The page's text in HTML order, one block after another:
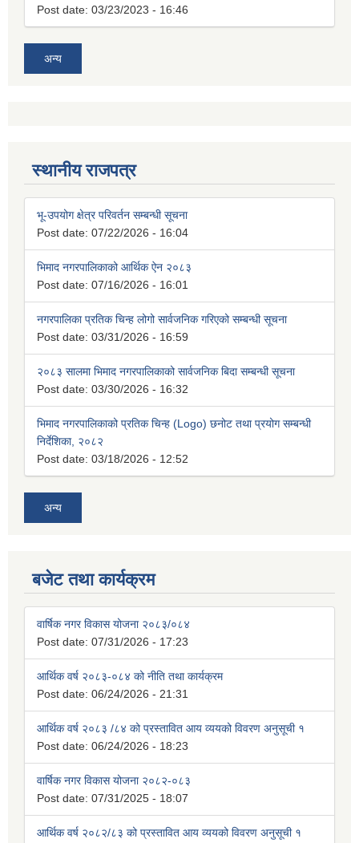
Post date: 03/23/2023 - 16:46
अन्य
स्थानीय राजपत्र
भू-उपयोग क्षेत्र परिवर्तन सम्बन्धी सूचना
Post date: 07/22/2026 - 16:04
भिमाद नगरपालिकाको आर्थिक ऐन २०८३
Post date: 07/16/2026 - 16:01
नगरपालिका प्रतिक चिन्ह लोगो सार्वजनिक गरिएको सम्बन्धी सूचना
Post date: 03/31/2026 - 16:59
२०८३ सालमा भिमाद नगरपालिकाको सार्वजनिक बिदा सम्बन्धी सूचना
Post date: 03/30/2026 - 16:32
भिमाद नगरपालिकाको प्रतिक चिन्ह (Logo) छनोट तथा प्रयोग सम्बन्धी
निर्देशिका, २०८२
Post date: 03/18/2026 - 12:52
अन्य
बजेट तथा कार्यक्रम
वार्षिक नगर विकास योजना २०८३/०८४
Post date: 07/31/2026 - 17:23
आर्थिक वर्ष २०८३-०८४ को नीति तथा कार्यक्रम
Post date: 06/24/2026 - 21:31
आर्थिक वर्ष २०८३ /८४ को प्रस्तावित आय व्ययको विवरण अनुसूची १
Post date: 06/24/2026 - 18:23
वार्षिक नगर विकास योजना २०८२-०८३
Post date: 07/31/2025 - 18:07
आर्थिक वर्ष २०८२/८३ को प्रस्तावित आय व्ययको विवरण अनुसूची १